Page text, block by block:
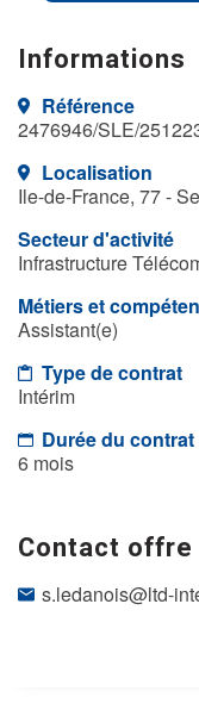
Informations
Référence
2476946/SLE/
Localisation
Ile-de-France, 77 -
Secteur d'activité
Infrastructure
Métiers et
Assistant(e)
Type de contrat
Intérim
Durée du contrat
6 mois
Contact offre
s.ledanois@ltd-